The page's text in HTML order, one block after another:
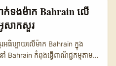
។ ...និង branded content ដែល
ាន exposure និងតម្លៃពាណិជ្ជកម្ម។
ដាក់ចំណូលខ្ពស់លើ brand safety,
— អ្នកបង្កើតត្រូវតែនៅតែ
និង local storytelling ដើម្បីឈ្នះ
Economy កំពុងធំ (ហើយមាន
ាក់ទងម៉ាក Bahrain លើ
សាកសួរ
រអធិប្បាយលើម៉ាក Bahrain ក្នុង
Bahrain កំពុងធ្វើពាណិជ្ជកម្មតាម